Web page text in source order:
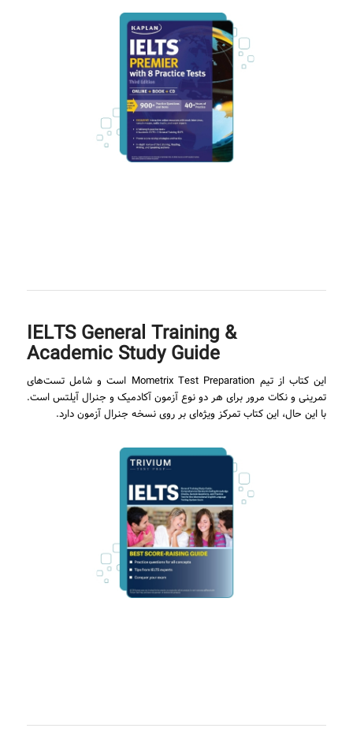
IELTS General Training &
Academic Study Guide
این کتاب از تیم Mometrix Test Preparation است و شامل تست‌های
تمرینی و نکات مرور برای هر دو نوع آزمون آکادمیک و جنرال آیلتس است.
با این حال، این کتاب تمرکز ویژه‌ای بر روی نسخه جنرال آزمون دارد.